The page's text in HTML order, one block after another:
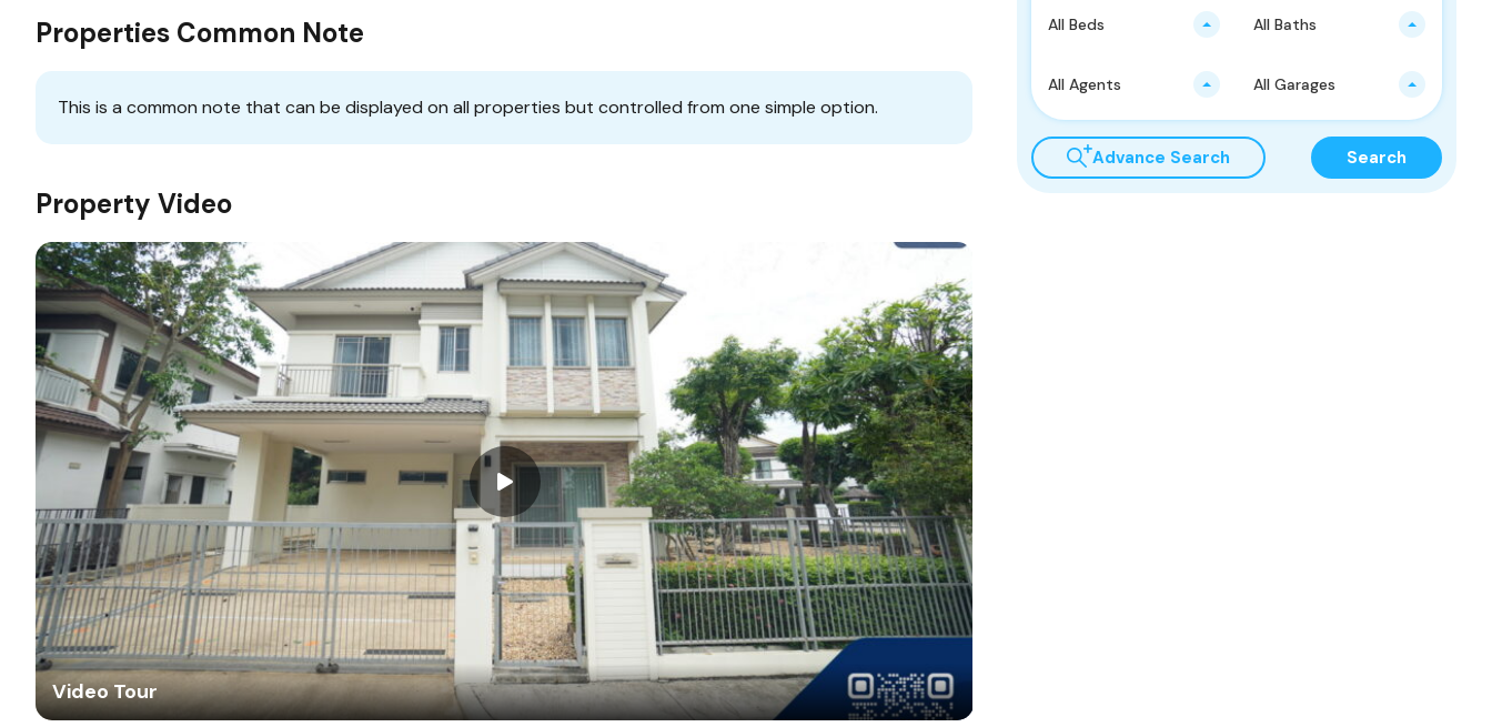
Properties Common Note
This is a common note that can be displayed on all properties but controlled from one simple option.
Property Video
Video Tour
All Beds All Baths
All Agents All Garages
Advance Search Search